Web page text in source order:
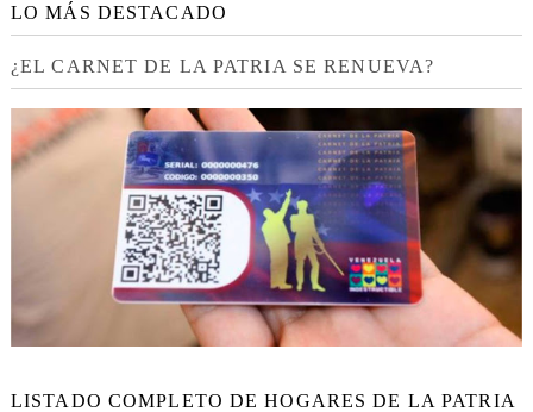
LO MÁS DESTACADO
¿EL CARNET DE LA PATRIA SE RENUEVA?
LISTADO COMPLETO DE HOGARES DE LA PATRIA